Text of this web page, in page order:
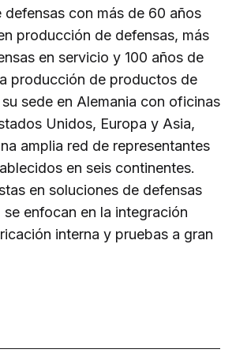
defensas con más de 60 años
producción de defensas, más
en servicio y 100 años de
producción de productos de
sede en Alemania con oficinas
Unidos, Europa y Asia,
amplia red de representantes
en seis continentes.
en soluciones de defensas
enfocan en la integración
interna y pruebas a gran